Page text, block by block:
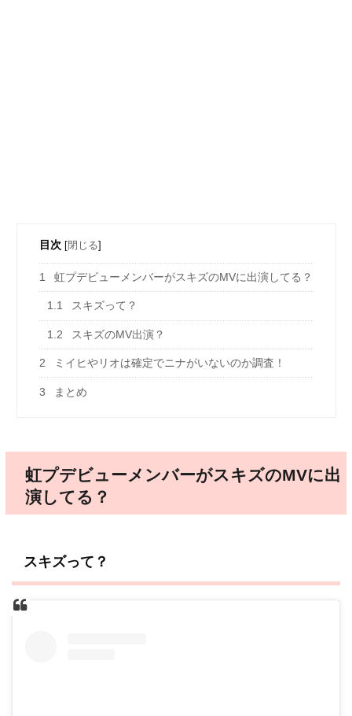
目次 [閉じる]
1 虹プデビューメンバーがスキズのMVに出演してる？
1.1 スキズって？
1.2 スキズのMV出演？
2 ミイヒやリオは確定でニナがいないのか調査！
3 まとめ
虹プデビューメンバーがスキズのMVに出
演してる？
スキズって？